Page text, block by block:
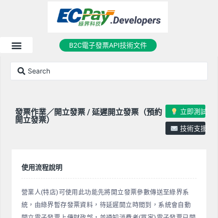
B2C電子發票API技術文件
發票作業／開立發票 / 延遲開立發票（預約
開立發票）
立即測試
技術支援
使用流程說明
營業人(特店)可使用此功能先將開立發票參數傳送至綠界系
統，由綠界暫存發票資料，待延遲開立時間到，系統會自動